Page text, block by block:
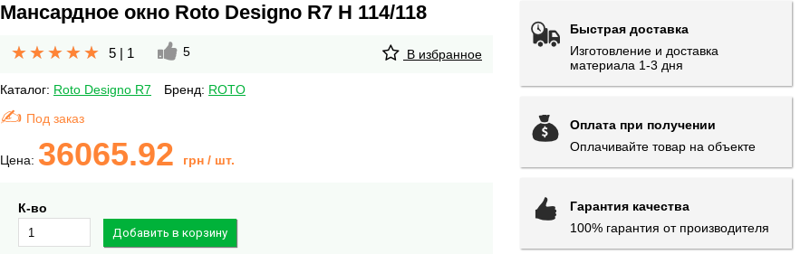
Мансардное окно Roto Designo R7 H 114/118
5 | 1 5 В избранное
Каталог: Roto Designo R7 Бренд: ROTO
Под заказ
Цена: 36065.92 грн / шт.
К-во
Быстрая доставка
Изготовление и доставка
материала 1-3 дня
Оплата при получении
Оплачивайте товар на объекте
Гарантия качества
100% гарантия от производителя